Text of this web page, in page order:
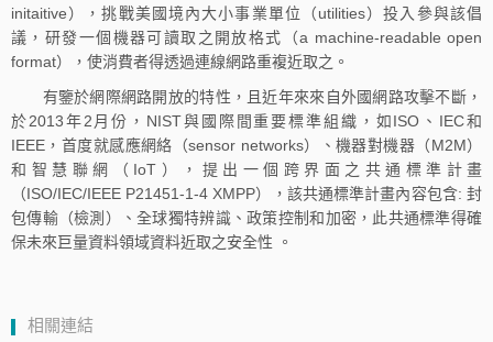
initaitive），挑戰美國境內大小事業單位（utilities）投入參與該倡
議，研發一個機器可讀取之開放格式（a machine-readable open
format），使消費者得透過連線網路重複近取之。
有鑒於網際網路開放的特性，且近年來來自外國網路攻擊不斷，
於2013年2月份，NIST與國際間重要標準組織，如ISO、IEC和
IEEE，首度就感應網絡（sensor networks）、機器對機器（M2M）
和智慧聯網（IoT），提出一個跨界面之共通標準計畫
（ISO/IEC/IEEE P21451-1-4 XMPP），該共通標準計畫內容包含: 封
包傳輸（檢測）、全球獨特辨識、政策控制和加密，此共通標準得確
保未來巨量資料領域資料近取之安全性 。
相關連結